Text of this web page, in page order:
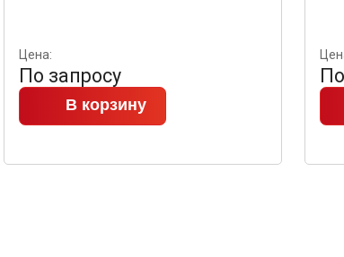
Цена:
По запросу
В корзину